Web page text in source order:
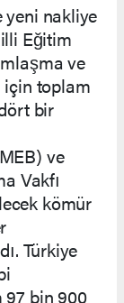
yeni nakliye
Eğitim
ve
için toplam
bir
ve
Vakfı
kömür
Türkiye
97 bin 900